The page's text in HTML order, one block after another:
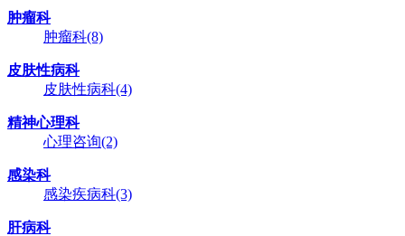
肿瘤科
肿瘤科(8)
皮肤性病科
皮肤性病科(4)
精神心理科
心理咨询(2)
感染科
感染疾病科(3)
肝病科